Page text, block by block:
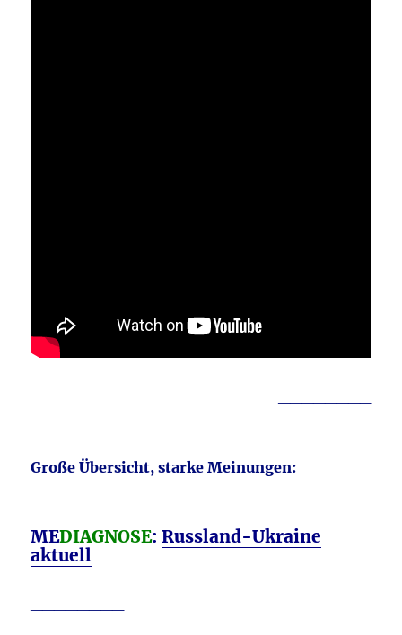
Große Übersicht, starke Meinungen:
MEDIAGNOSE:Russland-Ukraine
aktuell